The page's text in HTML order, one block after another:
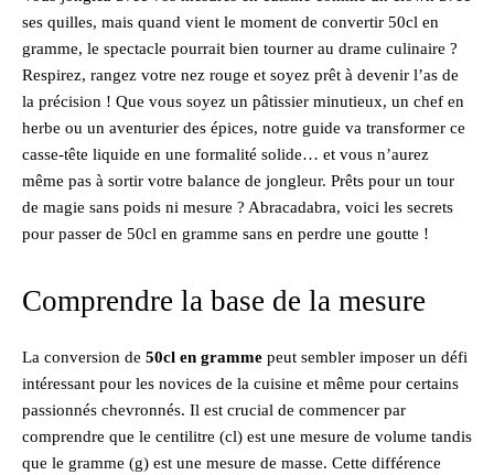
ses quilles, mais quand vient le moment de convertir 50cl en
gramme, le spectacle pourrait bien tourner au drame culinaire ?
Respirez, rangez votre nez rouge et soyez prêt à devenir l’as de
la précision ! Que vous soyez un pâtissier minutieux, un chef en
herbe ou un aventurier des épices, notre guide va transformer ce
casse-tête liquide en une formalité solide… et vous n’aurez
même pas à sortir votre balance de jongleur. Prêts pour un tour
de magie sans poids ni mesure ? Abracadabra, voici les secrets
pour passer de 50cl en gramme sans en perdre une goutte !
Comprendre la base de la mesure
La conversion de 50cl en gramme peut sembler imposer un défi
intéressant pour les novices de la cuisine et même pour certains
passionnés chevronnés. Il est crucial de commencer par
comprendre que le centilitre (cl) est une mesure de volume tandis
que le gramme (g) est une mesure de masse. Cette différence